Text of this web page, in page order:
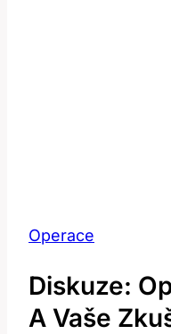
Operace
Diskuze:
A Vaše